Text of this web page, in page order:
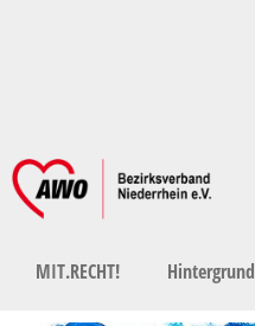
MIT.RECHT! Hintergrund